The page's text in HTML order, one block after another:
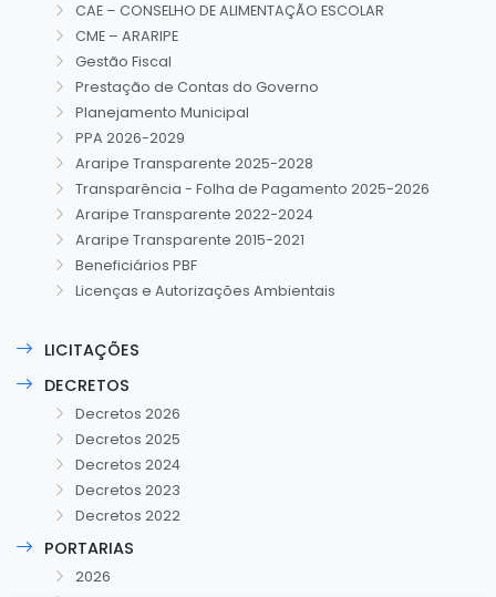
CAE – CONSELHO DE ALIMENTAÇÃO ESCOLAR
CME – ARARIPE
Gestão Fiscal
Prestação de Contas do Governo
Planejamento Municipal
PPA 2026-2029
Araripe Transparente 2025-2028
Transparência - Folha de Pagamento 2025-2026
Araripe Transparente 2022-2024
Araripe Transparente 2015-2021
Beneficiários PBF
Licenças e Autorizações Ambientais
LICITAÇÕES
DECRETOS
Decretos 2026
Decretos 2025
Decretos 2024
Decretos 2023
Decretos 2022
PORTARIAS
2026